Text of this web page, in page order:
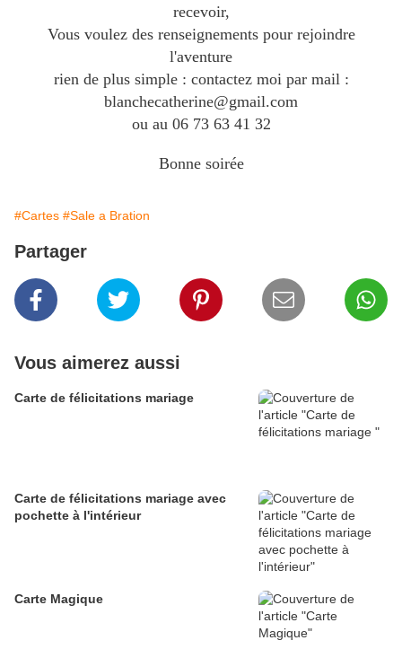
recevoir,
Vous voulez des renseignements pour rejoindre
l'aventure
rien de plus simple : contactez moi par mail :
blanchecatherine@gmail.com
ou au 06 73 63 41 32
Bonne soirée
#Cartes #Sale a Bration
Partager
Vous aimerez aussi
Carte de félicitations mariage
Carte de félicitations mariage avec
pochette à l'intérieur
Carte Magique